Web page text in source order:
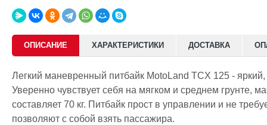
ОПИСАНИЕ ХАРАКТЕРИСТИКИ ДОСТАВКА
Легкий маневренный питбайк MotoLand TCX 125 -
Уверенно чувствует себя на мягком и среднем
составляет 70 кг. Питбайк прост в управлении и не
позволяют с собой взять пассажира.